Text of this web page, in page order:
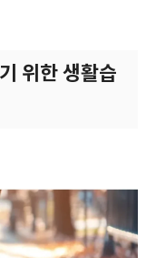
위한 생활습